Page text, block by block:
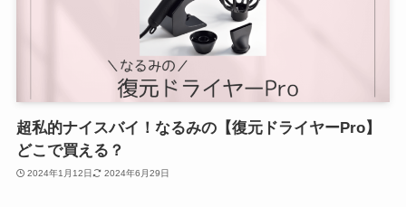
超私的ナイスバイ！なるみの【復元ドライヤーPro】
どこで買える？
2024年1月12日 2024年6月29日